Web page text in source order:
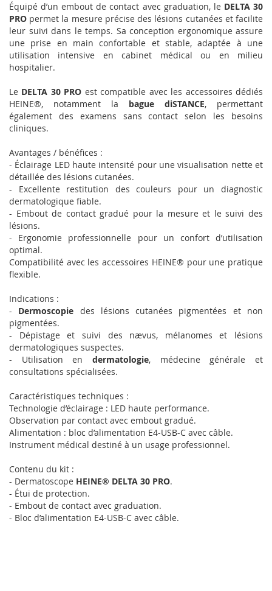
Équipé d’un embout de contact avec graduation, le DELTA 30
PRO permet la mesure précise des lésions cutanées et facilite
leur suivi dans le temps. Sa conception ergonomique assure
une prise en main confortable et stable, adaptée à une
utilisation intensive en cabinet médical ou en milieu
hospitalier.
Le DELTA 30 PRO est compatible avec les accessoires dédiés
HEINE®, notamment la bague diSTANCE, permettant
également des examens sans contact selon les besoins
cliniques.
Avantages / bénéfices :
- Éclairage LED haute intensité pour une visualisation nette et
détaillée des lésions cutanées.
- Excellente restitution des couleurs pour un diagnostic
dermatologique fiable.
- Embout de contact gradué pour la mesure et le suivi des
lésions.
- Ergonomie professionnelle pour un confort d’utilisation
optimal.
Compatibilité avec les accessoires HEINE® pour une pratique
flexible.
Indications :
- Dermoscopie des lésions cutanées pigmentées et non
pigmentées.
- Dépistage et suivi des nævus, mélanomes et lésions
dermatologiques suspectes.
- Utilisation en dermatologie, médecine générale et
consultations spécialisées.
Caractéristiques techniques :
Technologie d’éclairage : LED haute performance.
Observation par contact avec embout gradué.
Alimentation : bloc d’alimentation E4-USB-C avec câble.
Instrument médical destiné à un usage professionnel.
Contenu du kit :
- Dermatoscope HEINE® DELTA 30 PRO.
- Étui de protection.
- Embout de contact avec graduation.
- Bloc d’alimentation E4-USB-C avec câble.